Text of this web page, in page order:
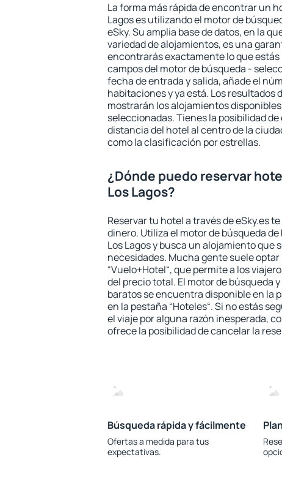
La forma más rápida de encontrar un
Lagos es utilizando el motor de
eSky. Su amplia base de datos, en la
variedad de alojamientos, es una
encontrarás exactamente lo que estás
campos del motor de búsqueda -
fecha de entrada y salida, añade el
habitaciones y ya está. Los resultados
mostrarán los alojamientos
seleccionadas. Tienes la posibilidad
distancia del hotel al centro de la
como la clasificación por estrellas.
¿Dónde puedo reservar
Los Lagos?
Reservar tu hotel a través de eSky.es
dinero. Utiliza el motor de búsqueda
Los Lagos y busca un alojamiento que
necesidades. Mucha gente suele
“Vuelo+Hotel“, que permite a los
del precio total. El motor de búsqueda
baratos se encuentra disponible en la
en la pestaña “Hoteles“. Si no estás
el viaje por alguna razón inesperada,
ofrece la posibilidad de cancelar la
Búsqueda rápida y fácilmente
Ofertas a medida para tus
expectativas.